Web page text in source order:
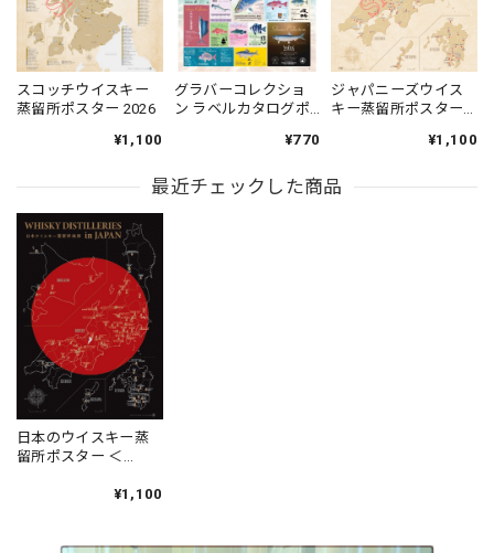
スコッチウイスキー
蒸留所ポスター 2026
¥1,100
グラバーコレクショ
ン ラベルカタログポ
¥770
ジャパニーズウイス
キー蒸留所ポスター
¥1,100
最近チェックした商品
日本のウイスキー蒸
留所ポスター ＜
¥1,100